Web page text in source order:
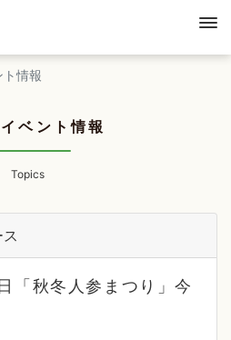
ト情報
ベント情報
Topics
「秋冬人参まつり」今